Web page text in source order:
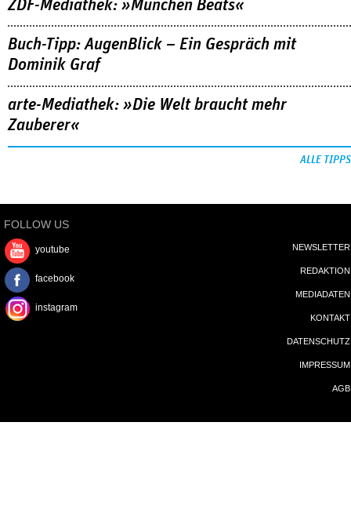
ZDF-Mediathek: »München Beats«
Buch-Tipp: AugenBlick – Ein Gespräch mit
Dominik Graf
arte-Mediathek: »Die Welt braucht mehr
Zauberer«
ALLE TIPPS
FOLLOW US
youtube
facebook
instagram
NEWSLETTER
REDAKTION
MEDIADATEN
KONTAKT
DATENSCHUTZ
IMPRESSUM
AGB